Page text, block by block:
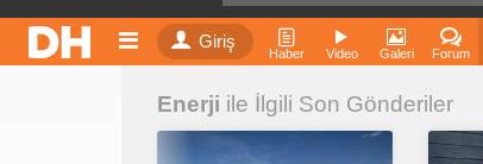
Giriş
Haber Video Galeri Forum
Enerji ile İlgili Son Gönderiler